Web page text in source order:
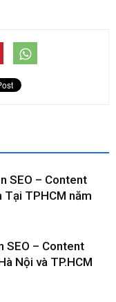
SEO – Content
Tại TPHCM năm
SEO – Content
Nội và TP.HCM